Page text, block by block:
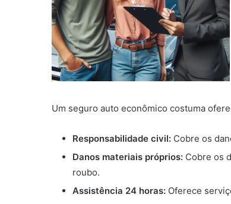
Um seguro auto econômico costuma
Responsabilidade civil: Cobre os
Danos materiais próprios: Cobre os
roubo.
Assistência 24 horas: Oferece